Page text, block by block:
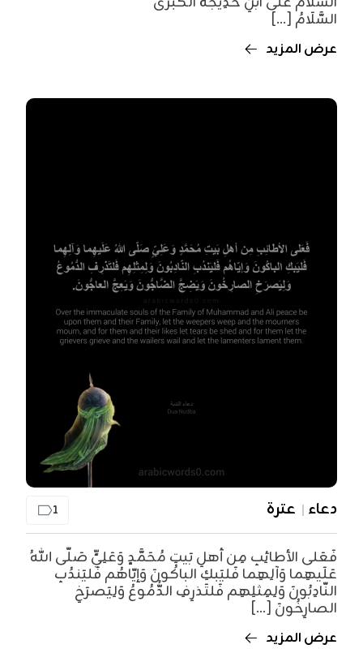
السَّلَامُ [...]
عرض المزيد
دعاء عترة 1
فَعَلى الأطائِبِ مِن أهلِ بَيتِ مُحَمَّدٍ وَعَلِيٍّ صَلّى اللهُ
عَلَيهِما وَآلِهِما فَليَبكِ الباكُونَ وَإيّاهُم فَليَندُبِ
النّادِبُونَ وَلِمِثلِهِم فَلتَذرِفِ الدُّمُوعُ وَلِيَصرَخِ
الصارِخُونَ [...]
عرض المزيد